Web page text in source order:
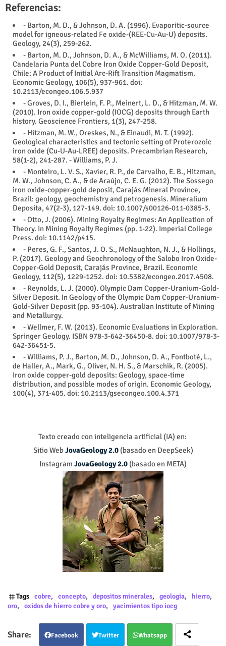
Referencias:
- Barton, M. D., & Johnson, D. A. (1996). Evaporitic-source
model for igneous-related Fe oxide-(REE-Cu-Au-U) deposits.
Geology, 24(3), 259-262.
- Barton, M. D., Johnson, D. A., & McWilliams, M. O. (2011).
Candelaria Punta del Cobre Iron Oxide Copper-Gold Deposit,
Chile: A Product of Initial Arc-Rift Transition Magmatism.
Economic Geology, 106(5), 937-961. doi:
10.2113/econgeo.106.5.937
- Groves, D. I., Bierlein, F. P., Meinert, L. D., & Hitzman, M. W.
(2010). Iron oxide copper-gold (IOCG) deposits through Earth
history. Geoscience Frontiers, 1(3), 247-258.
- Hitzman, M. W., Oreskes, N., & Einaudi, M. T. (1992).
Geological characteristics and tectonic setting of Proterozoic
iron oxide (Cu-U-Au-LREE) deposits. Precambrian Research,
58(1-2), 241-287. - Williams, P. J.
- Monteiro, L. V. S., Xavier, R. P., de Carvalho, E. B., Hitzman,
M. W., Johnson, C. A., & de Araújo, C. E. G. (2012). The Sossego
iron oxide-copper-gold deposit, Carajás Mineral Province,
Brazil: geology, geochemistry and petrogenesis. Mineralium
Deposita, 47(2-3), 127-149. doi: 10.1007/s00126-011-0385-3.
- Otto, J. (2006). Mining Royalty Regimes: An Application of
Theory. In Mining Royalty Regimes (pp. 1-22). Imperial College
Press. doi: 10.1142/p415.
- Peres, G. F., Santos, J. O. S., McNaughton, N. J., & Hollings,
P. (2017). Geology and Geochronology of the Salobo Iron Oxide-
Copper-Gold Deposit, Carajás Province, Brazil. Economic
Geology, 112(5), 1229-1252. doi: 10.5382/econgeo.2017.4508.
- Reynolds, L. J. (2000). Olympic Dam Copper-Uranium-Gold-
Silver Deposit. In Geology of the Olympic Dam Copper-Uranium-
Gold-Silver Deposit (pp. 93-104). Australian Institute of Mining
and Metallurgy.
- Wellmer, F. W. (2013). Economic Evaluations in Exploration.
Springer Geology. ISBN 978-3-642-36450-8. doi: 10.1007/978-3-
642-36451-5.
- Williams, P. J., Barton, M. D., Johnson, D. A., Fontboté, L.,
de Haller, A., Mark, G., Oliver, N. H. S., & Marschik, R. (2005).
Iron oxide copper-gold deposits: Geology, space-time
distribution, and possible modes of origin. Economic Geology,
100(4), 371-405. doi: 10.2113/gsecongeo.100.4.371
Texto creado con inteligencia artificial (IA) en:
Sitio WebJovaGeology 2.0(basado en DeepSeek)
Instagram JovaGeology 2.0 (basado en META)
Tags cobre concepto depositos minerales geologia
hierro
oro
oxidos de hierro cobre y oro yacimientos tipo iocg
Facebook Twitter Whatsapp